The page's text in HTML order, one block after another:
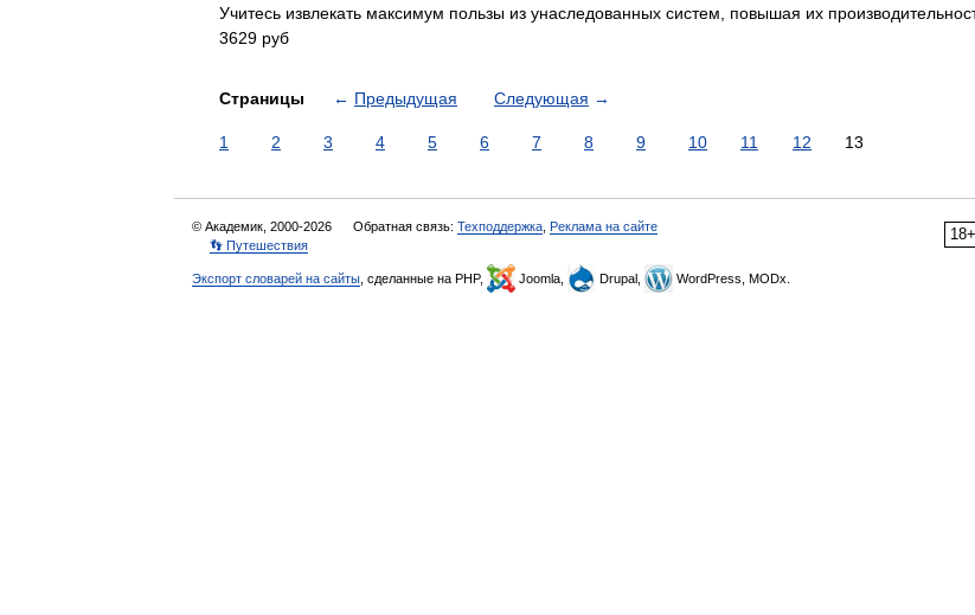
Учитесь извлекать максимум пользы из унаследованных систем, повышая их
3629 руб
Страницы ← Предыдущая Следующая →
1 2 3 4 5 6 7 8 9 10 11 12 13
18+
© Академик, 2000-2026 Обратная связь: Техподдержка Реклама на сайте
👣 Путешествия
Экспорт словарей на сайты , сделанные на PHP, Joomla, Drupal, WordPress, MODx.